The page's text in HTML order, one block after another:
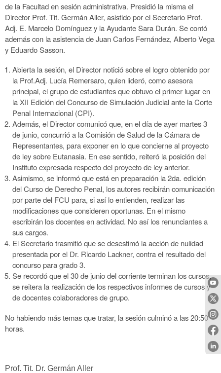
de la Facultad en sesión administrativa. Presidió la misma el
Director Prof. Tit. Germán Aller, asistido por el Secretario Prof.
Adj. E. Marcelo Domínguez y la Ayudante Sara Durán. Se contó
además con la asistencia de Juan Carlos Fernández, Alberto Vega
y Eduardo Sasson.
Abierta la sesión, el Director notició sobre el logro obtenido por
la Prof.Adj. Lucía Remersaro, quien lideró, como asesora
principal, el grupo de estudiantes que obtuvo el primer lugar en
la XII Edición del Concurso de Simulación Judicial ante la Corte
Penal Internacional (CPI).
Además, el Director comunicó que, en el día de ayer martes 3
de junio, concurrió a la Comisión de Salud de la Cámara de
Representantes, para exponer en lo que concierne al proyecto
de ley sobre Eutanasia. En ese sentido, reiteró la posición del
Instituto expresada respecto del proyecto de ley anterior.
Asimismo, se informó que está en preparación la 2da. edición
del Curso de Derecho Penal, los autores recibirán comunicación
por parte del FCU para, si así lo entienden, realizar las
modificaciones que consideren oportunas. En el mismo
escribirán los docentes en actividad. No así los renunciantes a
sus cargos.
El Secretario trasmitió que se desestimó la acción de nulidad
presentada por el Dr. Ricardo Lackner, contra el resultado del
concurso para grado 3.
Se recordó que el 30 de junio del corriente terminan los cursos,
se reitera la realización de los respectivos informes de cursos y
de docentes colaboradores de grupo.
No habiendo más temas que tratar, la sesión culminó a las 20:50
horas.
Prof. Tit. Dr. Germán Aller